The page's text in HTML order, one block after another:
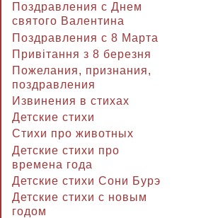
Поздравления с Днем
святого Валентина
Поздравления с 8 Марта
Привітання з 8 березня
Пожелания, признания,
поздравления
Извинения в стихах
Детские стихи
Стихи про животных
Детские стихи про
времена года
Детские стихи Сони Бурэ
Детские стихи с новым
годом